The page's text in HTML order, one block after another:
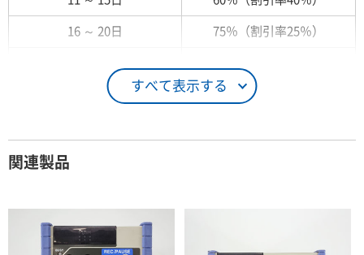
すべて表示する
16 ～ 20日 75％（割引率25％）
26日 ～ 1ヶ月 100％（割引率 0％）
2ヶ月 90％（割引率10％）
関連製品